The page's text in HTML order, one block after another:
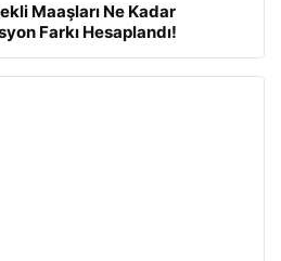
Maaşları Ne Kadar
Farkı Hesaplandı!